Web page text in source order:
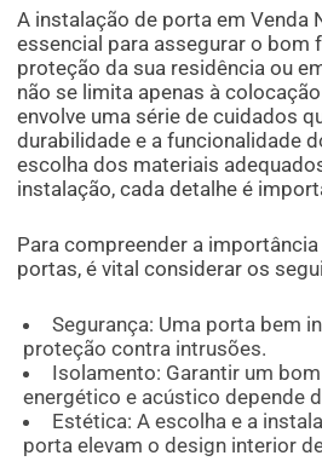
A instalação de porta em Venda
essencial para assegurar o bom
proteção da sua residência ou
não se limita apenas à
envolve uma série de cuidados
durabilidade e a funcionalidade
escolha dos materiais
instalação, cada detalhe é
Para compreender a
portas, é vital considerar os
Segurança: Uma porta bem
proteção contra intrusões.
Isolamento: Garantir um
energético e acústico depende
Estética: A escolha e a
porta elevam o design interior